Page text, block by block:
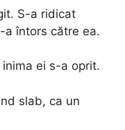
S-a ridicat
întors către ea.
ei s-a oprit.
slab, ca un